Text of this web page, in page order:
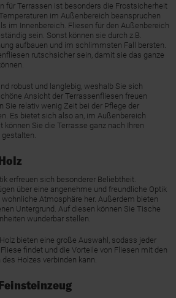
für Terrassen ist besonders die Frostsicherheit
im Außenbereich beanspruchen
im Innenbereich. Fliesen für den Außenbereich
sein. Sonst können sie durch z.B.
aufbauen und im schlimmsten Fall bersten.
rutschsicher sein, damit sie das ganze
robust und langlebig, weshalb Sie sich
Ansicht der Terrassenfliesen freuen
Sie relativ wenig Zeit bei der Pflege der
Es bietet sich also an, im Außenbereich
können Sie die Terrasse ganz nach Ihren
gestalten.
erfreuen sich besonderer Beliebtheit.
über eine angenehme und freundliche Optik
Atmosphäre her. Außerdem bieten
Untergrund. Auf diesen können Sie Tische
wunderbar stellen.
bieten eine große Auswahl, sodass jeder
findet und die Vorteile von Fliesen mit den
Holzes verbinden kann.